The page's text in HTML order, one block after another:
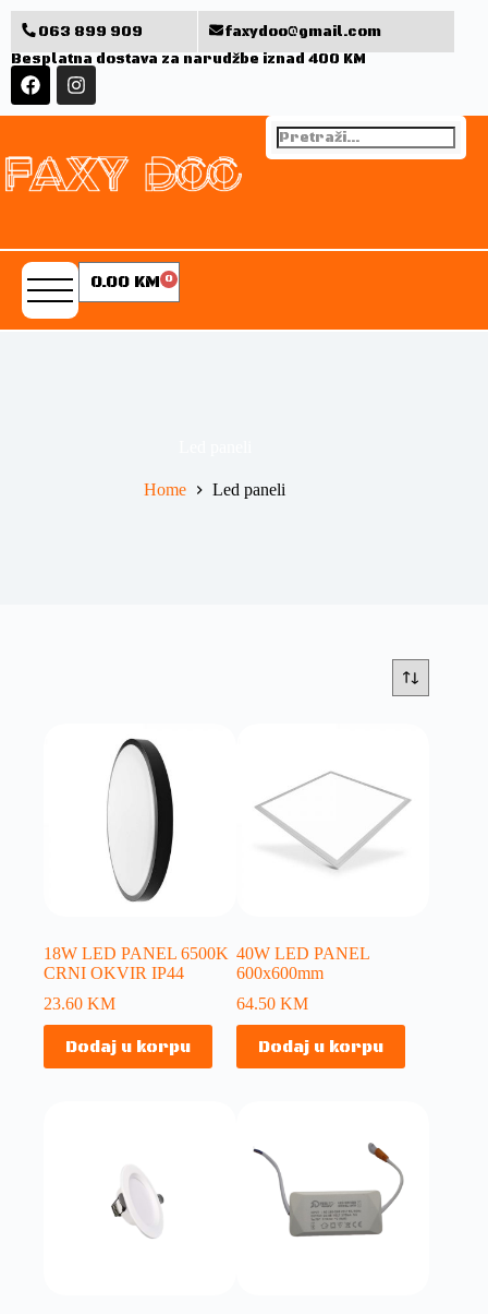
063 899 909
faxydoo@gmail.com
Besplatna dostava za narudžbe iznad 400 KM
0.00 KM 0
Home Led paneli
18W LED PANEL 6500K
CRNI OKVIR IP44
23.60 KM
Dodaj u korpu
40W LED PANEL
600x600mm
64.50KM
Dodaj u korpu